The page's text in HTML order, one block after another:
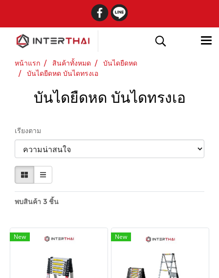
หน้าแรก สินค้าทั้งหมด
บันไดยืดหด
บันไดยืดหด บันไดทรงเอ
บันไดยืดหด บันไดทรงเอ
เรียงตาม
พบสินค้า 3 ชิ้น
New New